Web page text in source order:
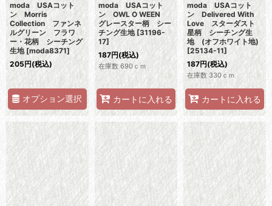
moda USAコット
ン Morris
Collection ファンネ
ルグリーン フラワ
ー・花柄 シーチング
生地 [moda8371]
205円(税込)
オプション選択
moda USAコット
ン OWL O WEEN
グレースター柄 シー
チング生地 [31196-
17]
187円(税込)
在庫数 690ｃｍ
カートに入れる
moda USAコット
ン Delivered With
Love スターダスト
星柄 シーチング生
地 (オフホワイト地)
[25134-11]
187円(税込)
在庫数 330ｃｍ
カートに入れる